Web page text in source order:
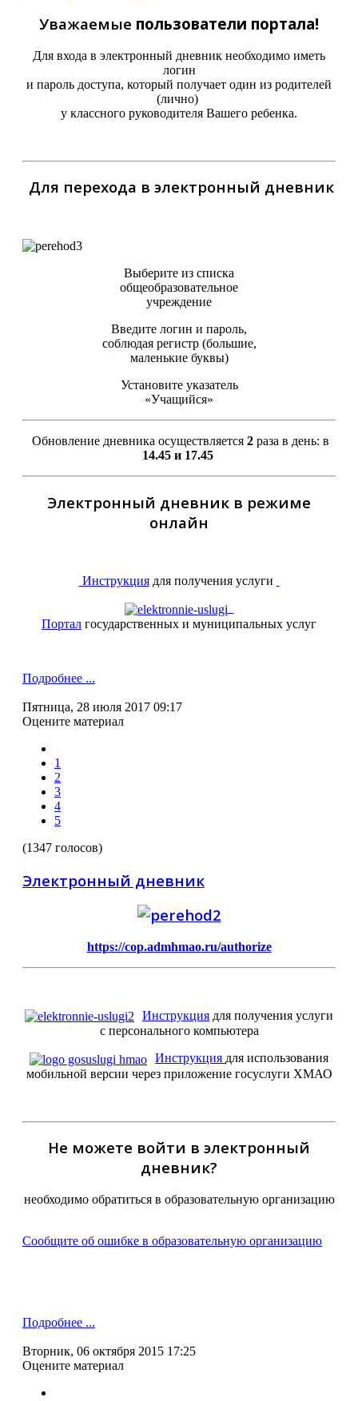
Уважаемые пользователи портала!
Для входа в электронный дневник необходимо иметь
логин
и пароль доступа, который получает один из родителей
(лично)
у классного руководителя Вашего ребенка.
Для перехода в электронный дневник
Выберите из списка
общеобразовательное
учреждение
Введите логин и пароль,
соблюдая регистр (большие,
маленькие буквы)
Установите указатель
«Учащийся»
Обновление дневника осуществляется 2 раза в день: в
14.45 и 17.45
Электронный дневник в режиме
онлайн
Инструкциядля получения услуги
Портал государственных и муниципальных услуг
Подробнее ...
Пятница, 28 июля 2017 09:17
Оцените материал
1
2
3
4
5
(1347 голосов)
Электронный дневник
https://cop.admhmao.ru/authorize
Инструкция для получения услуги
с персонального компьютера
Инструкция для использования
мобильной версии через приложение госуслуги ХМАО
Не можете войти в электронный
дневник?
необходимо обратиться в образовательную организацию
Сообщите об ошибке в образовательную организацию
Подробнее ...
Вторник, 06 октября 2015 17:25
Оцените материал